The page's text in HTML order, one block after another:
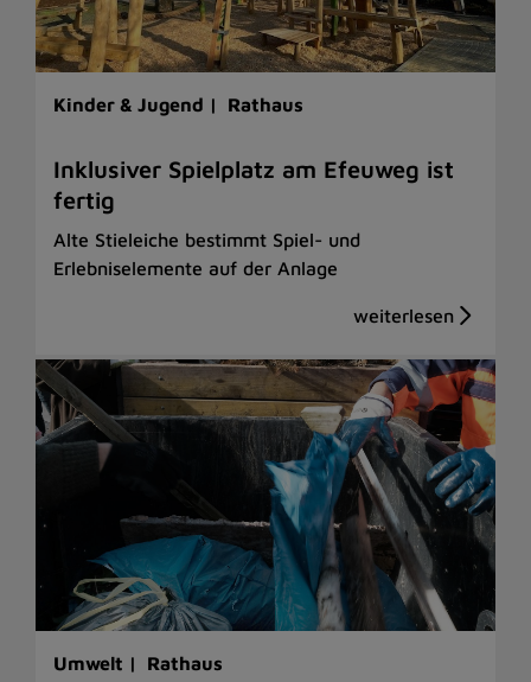
Kinder & Jugend | Rathaus
Inklusiver Spielplatz am Efeuweg ist
fertig
Alte Stieleiche bestimmt Spiel- und
Erlebniselemente auf der Anlage
Umwelt | Rathaus